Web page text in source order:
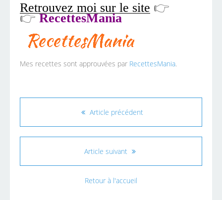
Retrouvez moi sur le site 👉
👉RecettesMania
Mes recettes sont approuvées par RecettesMania.
Article précédent
Article suivant
Retour à l'accueil